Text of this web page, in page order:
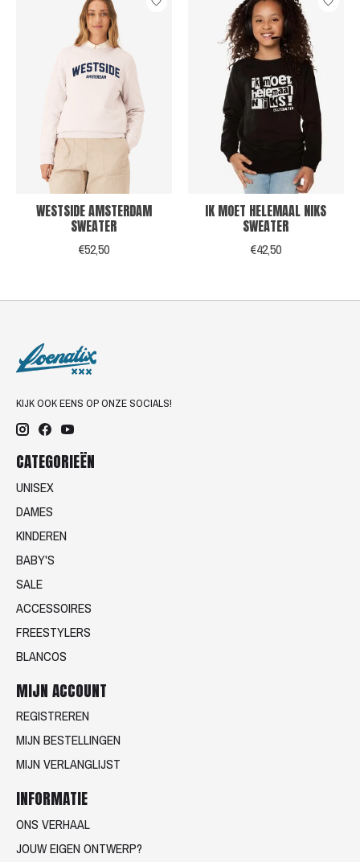
WESTSIDE AMSTERDAM
SWEATER
€52,50
IK MOET HELEMAAL NIKS
SWEATER
€42,50
KIJK OOK EENS OP ONZE SOCIALS!
CATEGORIEËN
UNISEX
DAMES
KINDEREN
BABY'S
SALE
ACCESSOIRES
FREESTYLERS
BLANCOS
MIJN ACCOUNT
REGISTREREN
MIJN BESTELLINGEN
MIJN VERLANGLIJST
INFORMATIE
ONS VERHAAL
JOUW EIGEN ONTWERP?